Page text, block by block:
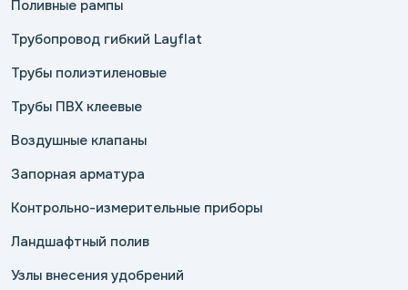
Поливные рампы
Трубопровод гибкий Layflat
Трубы полиэтиленовые
Трубы ПВХ клеевые
Воздушные клапаны
Запорная арматура
Контрольно-измерительные приборы
Ландшафтный полив
Узлы внесения удобрений